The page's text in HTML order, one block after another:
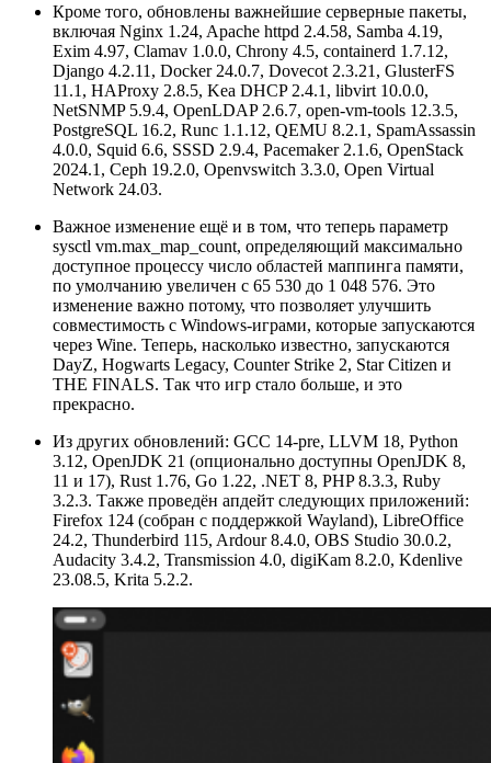
Кроме того, обновлены важнейшие серверные пакеты,
включая Nginx 1.24, Apache httpd 2.4.58, Samba 4.19,
Exim 4.97, Clamav 1.0.0, Chrony 4.5, containerd 1.7.12,
Django 4.2.11, Docker 24.0.7, Dovecot 2.3.21, GlusterFS
11.1, HAProxy 2.8.5, Kea DHCP 2.4.1, libvirt 10.0.0,
NetSNMP 5.9.4, OpenLDAP 2.6.7, open-vm-tools 12.3.5,
PostgreSQL 16.2, Runc 1.1.12, QEMU 8.2.1, SpamAssassin
4.0.0, Squid 6.6, SSSD 2.9.4, Pacemaker 2.1.6, OpenStack
2024.1, Ceph 19.2.0, Openvswitch 3.3.0, Open Virtual
Network 24.03.
Важное изменение ещё и в том, что теперь параметр
sysctl vm.max_map_count, определяющий максимально
доступное процессу число областей маппинга памяти,
по умолчанию увеличен с 65 530 до 1 048 576. Это
изменение важно потому, что позволяет улучшить
совместимость с Windows-играми, которые запускаются
через Wine. Теперь, насколько известно, запускаются
DayZ, Hogwarts Legacy, Counter Strike 2, Star Citizen и
THE FINALS. Так что игр стало больше, и это
прекрасно.
Из других обновлений: GCC 14-pre, LLVM 18, Python
3.12, OpenJDK 21 (опционально доступны OpenJDK 8,
11 и 17), Rust 1.76, Go 1.22, .NET 8, PHP 8.3.3, Ruby
3.2.3. Также проведён апдейт следующих приложений:
Firefox 124 (собран с поддержкой Wayland), LibreOffice
24.2, Thunderbird 115, Ardour 8.4.0, OBS Studio 30.0.2,
Audacity 3.4.2, Transmission 4.0, digiKam 8.2.0, Kdenlive
23.08.5, Krita 5.2.2.